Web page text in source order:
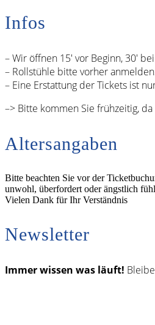
Infos
– Wir öffnen 15′ vor Beginn, 30′
– Rollstühle bitte vorher
– Eine Erstattung der Tickets ist
–> Bitte kommen Sie frühzeitig,
Altersangaben
Bitte beachten Sie vor der
unwohl, überfordert oder ängstlich
Vielen Dank für Ihr Verständnis
Newsletter
Immer wissen was läuft!